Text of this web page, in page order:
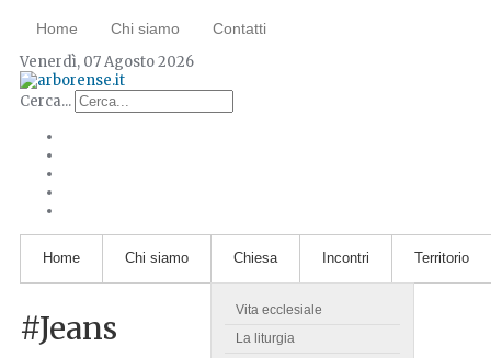
Home Chi siamo Contatti
Venerdì, 07 Agosto 2026
Cerca...
Home Chi siamo Chiesa
Vita ecclesiale
La liturgia
Incontri Territorio
#Jeans